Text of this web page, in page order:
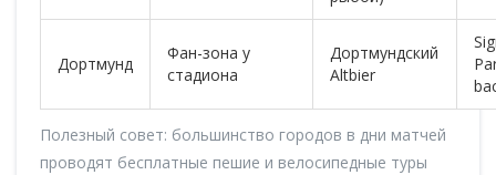
Дортмунд
Фан-зона у
стадиона
Дортмундский
Altbier
Полезный совет: большинство городов в дни матчей
проводят бесплатные пешие и велосипедные туры